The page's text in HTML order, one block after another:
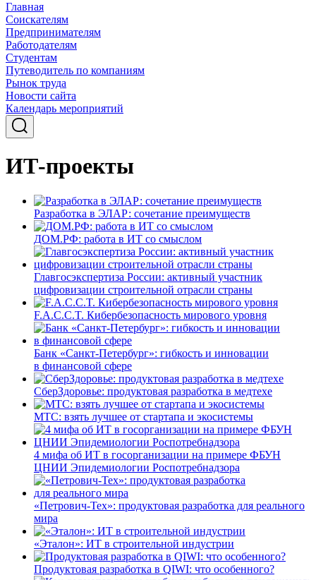
Главная
Соискателям
Предпринимателям
Работодателям
Студентам
Путеводитель по компаниям
Рынок труда
Новости сайта
Календарь мероприятий
ИТ-проекты
Разработка в ЭЛАР: сочетание преимуществ
ДОМ.РФ: работа в ИТ со смыслом
Главгосэкспертиза России: активный участник
цифровизации строительной отрасли страны
F.A.C.C.T. Кибербезопасность мирового уровня
Банк «Санкт-Петербург»: гибкость и инновации
в финансовой сфере
СберЗдоровье: продуктовая разработка в медтехе
МТС: взять лучшее от стартапа и экосистемы
4 мифа об ИТ в госорганизации на примере ФБУН
ЦНИИ Эпидемиологии Роспотребнадзора
«Петрович-Тех»: продуктовая разработка для реального
мира
«Эталон»: ИТ в строительной индустрии
Продуктовая разработка в QIWI: что особенного?